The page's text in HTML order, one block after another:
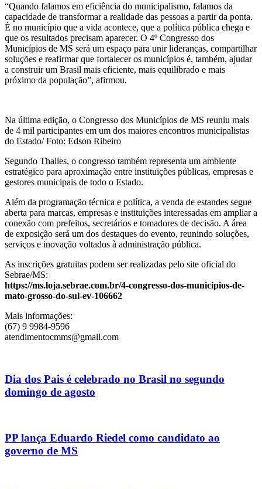
“Quando falamos em eficiência do municipalismo, falamos da
capacidade de transformar a realidade das pessoas a partir da ponta.
É no município que a vida acontece, que a política pública chega e
que os resultados precisam aparecer. O 4º Congresso dos
Municípios de MS será um espaço para unir lideranças, compartilhar
soluções e reafirmar que fortalecer os municípios é, também, ajudar
a construir um Brasil mais eficiente, mais equilibrado e mais
próximo da população”, afirmou.
Na última edição, o Congresso dos Municípios de MS reuniu mais
de 4 mil participantes em um dos maiores encontros municipalistas
do Estado/ Foto: Edson Ribeiro
Segundo Thalles, o congresso também representa um ambiente
estratégico para aproximação entre instituições públicas, empresas e
gestores municipais de todo o Estado.
Além da programação técnica e política, a venda de estandes segue
aberta para marcas, empresas e instituições interessadas em ampliar a
conexão com prefeitos, secretários e tomadores de decisão. A área
de exposição será um dos destaques do evento, reunindo soluções,
serviços e inovação voltados à administração pública.
As inscrições gratuitas podem ser realizadas pelo site oficial do
Sebrae/MS:
https://ms.loja.sebrae.com.br/4-congresso-dos-municipios-de-
mato-grosso-do-sul-ev-106662
Mais informações:
(67) 9 9984-9596
atendimentocmms@gmail.com
Dia dos Pais é celebrado no Brasil no segundo
domingo de agosto
PP lança Eduardo Riedel como candidato ao
governo de MS